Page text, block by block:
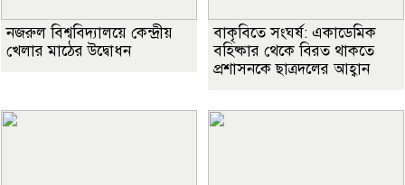
নজরুল বিশ্ববিদ্যালয়ে কেন্দ্রীয়
খেলার মাঠের উদ্বোধন
বাকৃবিতে সংঘর্ষ: একাডেমিক
বহিষ্কার থেকে বিরত থাকতে
প্রশাসনকে ছাত্রদলের আহ্বান